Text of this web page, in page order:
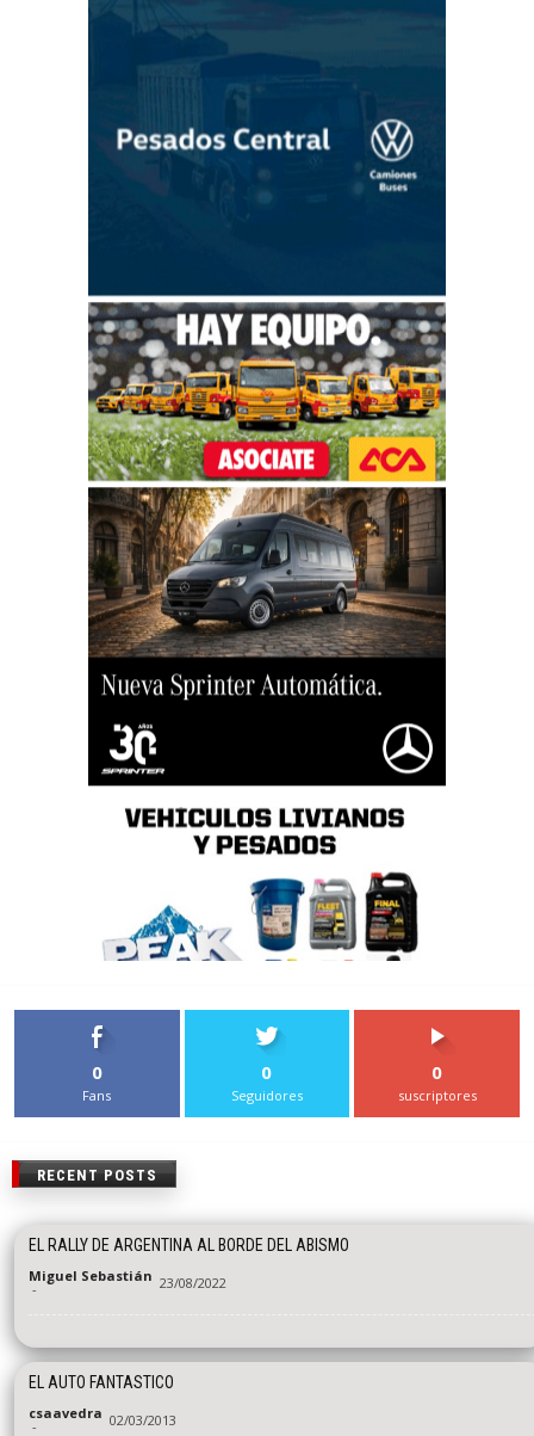
0
Fans
0
Seguidores
0
suscriptores
RECENT POSTS
EL RALLY DE ARGENTINA AL BORDE DEL ABISMO
Miguel Sebastián
- 23/08/2022
EL AUTO FANTASTICO
csaavedra
- 02/03/2013